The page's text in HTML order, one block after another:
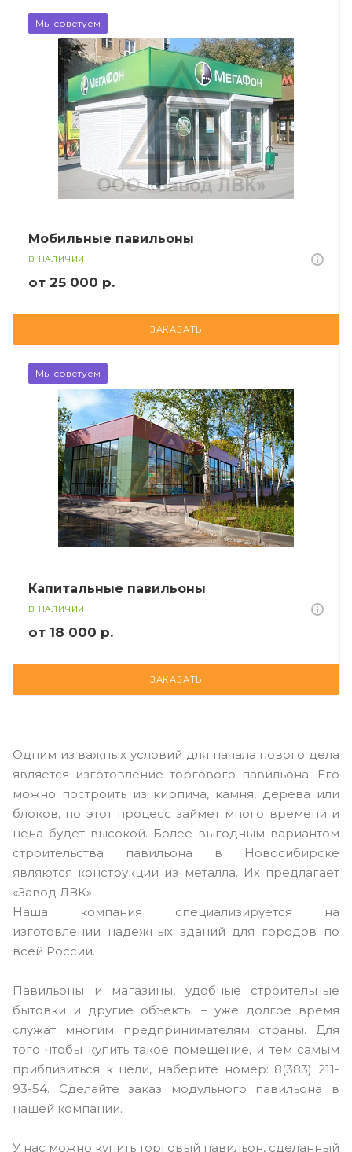
Мы советуем
Мобильные павильоны
В НАЛИЧИИ
от 25 000 р.
ЗАКАЗАТЬ
Мы советуем
Капитальные павильоны
В НАЛИЧИИ
от 18 000 р.
ЗАКАЗАТЬ
Одним из важных условий для начала нового дела
является изготовление торгового павильона. Его
можно построить из кирпича, камня, дерева или
блоков, но этот процесс займет много времени и
цена будет высокой. Более выгодным вариантом
строительства павильона в Новосибирске
являются конструкции из металла. Их предлагает
«Завод ЛВК».
Наша компания специализируется на
изготовлении надежных зданий для городов по
всей России.
Павильоны и магазины, удобные строительные
бытовки и другие объекты – уже долгое время
служат многим предпринимателям страны. Для
того чтобы купить такое помещение, и тем самым
приблизиться к цели, наберите номер: 8(383) 211-
93-54. Сделайте заказ модульного павильона в
нашей компании.
У нас можно купить торговый павильон, сделанный